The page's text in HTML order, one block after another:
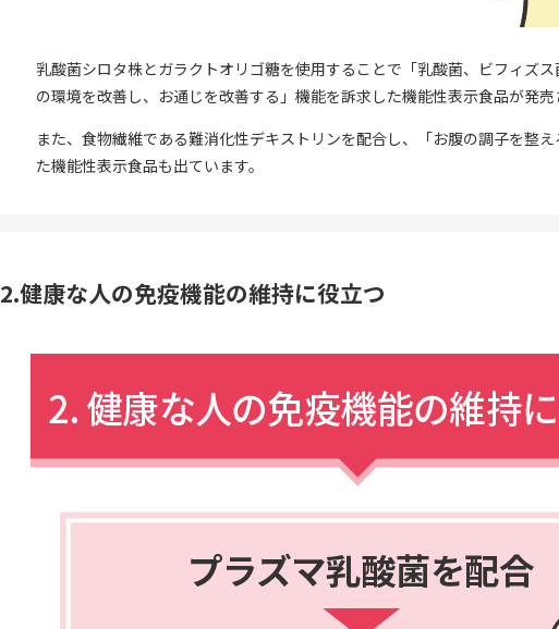
乳酸菌シロタ株とガラクトオリゴ糖を使用することで「乳酸菌、ビフィズ
の環境を改善し、お通じを改善する」機能を訴求した機能性表示食品が発売
また、食物繊維である難消化性デキストリンを配合し、「お腹の調子を整
た機能性表示食品も出ています。
2.健康な人の免疫機能の維持に役立つ